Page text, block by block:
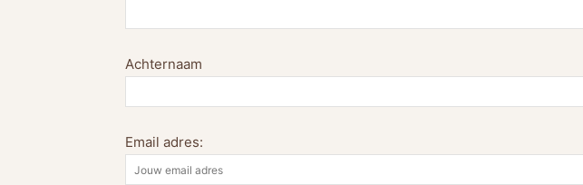
Achternaam
Email adres: